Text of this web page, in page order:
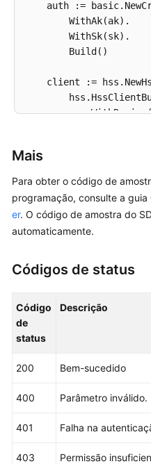
auth :=
        WithAk(ak).
        WithSk(sk).
        Build()
client :=
	request.EnterpriseProjectId = &enterpriseProjectIdRequest
var
"15dac7fe-
	request.Body = &model.AddHostsGroupRequestInfo{
		HostIdList: listHostIdListbody,
	}
	response, err := client.AddHostsGroup(request)
    }
else {
    }
Mais
Para obter o código de
programação, consulte a
er. O código de amostra do
automaticamente.
Códigos de status
Código
de
status
Descrição
200 Bem-sucedido
400 Parâmetro inválido.
401 Falha na
403 Permissão